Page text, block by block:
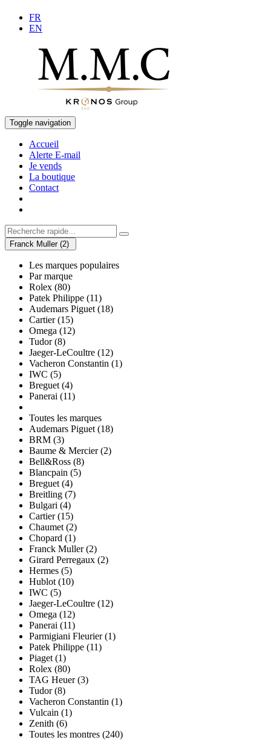
FR
EN
Toggle navigation
Accueil
Alerte E-mail
Je vends
La boutique
Contact
Franck Muller (2)
Les marques populaires
Par marque
Rolex (80)
Patek Philippe (11)
Audemars Piguet (18)
Cartier (15)
Omega (12)
Tudor (8)
Jaeger-LeCoultre (12)
Vacheron Constantin (1)
IWC (5)
Breguet (4)
Panerai (11)
Toutes les marques
Audemars Piguet (18)
BRM (3)
Baume & Mercier (2)
Bell&Ross (8)
Blancpain (5)
Breguet (4)
Breitling (7)
Bulgari (4)
Cartier (15)
Chaumet (2)
Chopard (1)
Franck Muller (2)
Girard Perregaux (2)
Hermes (5)
Hublot (10)
IWC (5)
Jaeger-LeCoultre (12)
Omega (12)
Panerai (11)
Parmigiani Fleurier (1)
Patek Philippe (11)
Piaget (1)
Rolex (80)
TAG Heuer (3)
Tudor (8)
Vacheron Constantin (1)
Vulcain (1)
Zenith (6)
Toutes les montres (240)